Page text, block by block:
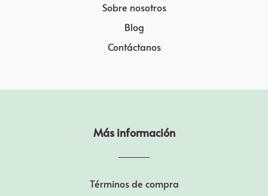
Sobre nosotros
Blog
Contáctanos
Más información
Términos de compra